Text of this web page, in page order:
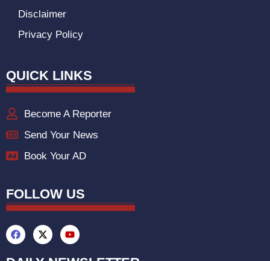
Disclaimer
Privacy Policy
QUICK LINKS
Become A Reporter
Send Your News
Book Your AD
FOLLOW US